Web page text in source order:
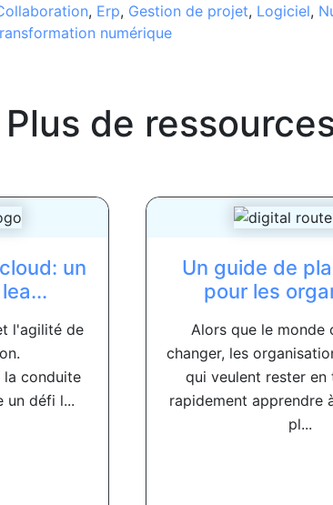
, Erp, Gestion de projet, Logiciel,
numérique
Plus de
un
l'agilité de
la conduite
un défi l...
Un guide de
pour les
Alors que le monde
changer, les
qui veulent rester
rapidement apprendre
pl...